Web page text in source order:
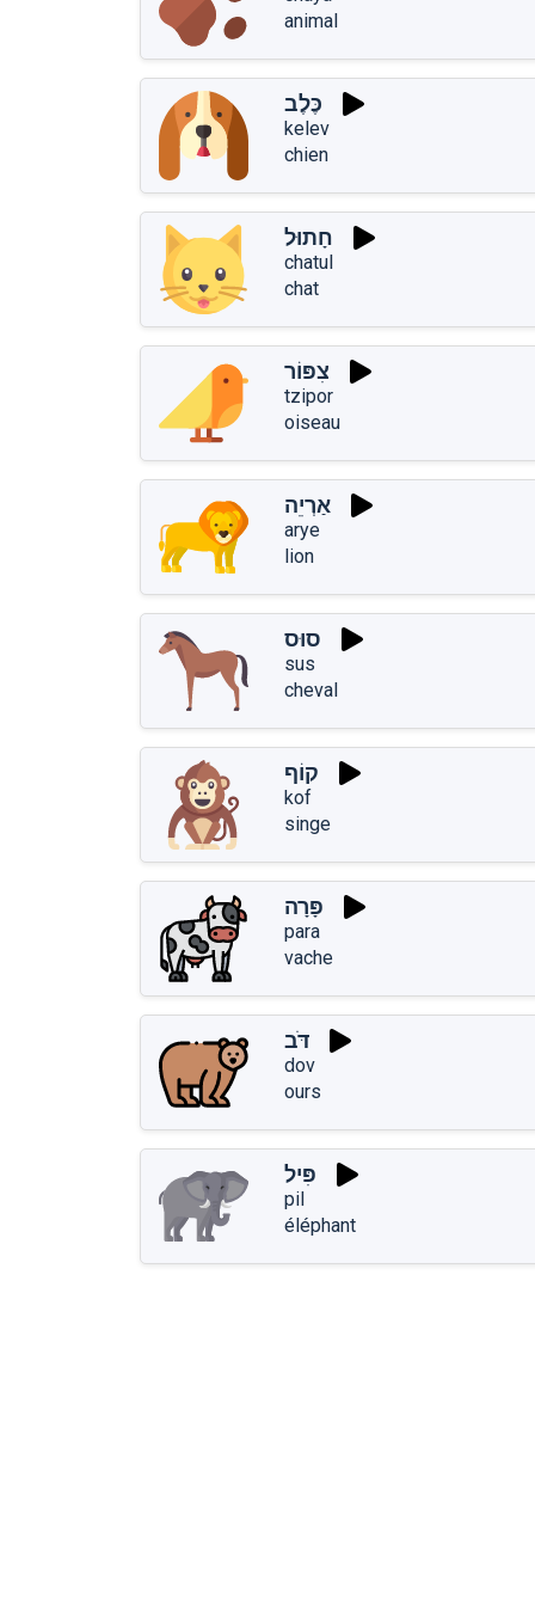
animal
כֶּלֶב
kelev
chien
חָתוּל
chatul
chat
צִפּוֹר
tzipor
oiseau
אַרְיֵה
arye
lion
סוּס
sus
cheval
קוֹף
kof
singe
פָּרָה
para
vache
דֹּב
dov
ours
פִּיל
pil
éléphant